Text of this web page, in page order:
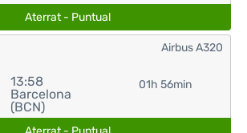
Aterrat - Puntual
13:58
Barcelona
(BCN)
01h 56min
Airbus A320